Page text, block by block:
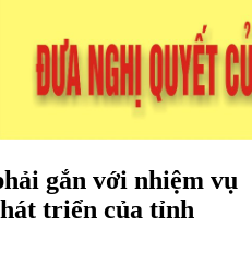
gắn với nhiệm vụ
triển của tỉnh